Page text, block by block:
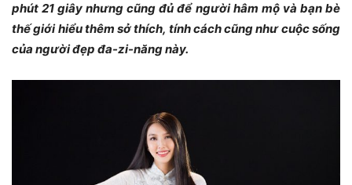
phút 21 giây nhưng cũng đủ để người hâm mộ và bạn bè
thế giới hiểu thêm sở thích, tính cách cũng như cuộc sống
của người đẹp đa-zi-năng này.